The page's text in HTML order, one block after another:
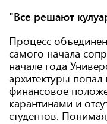
"Все решают
Процесс
самого начала
начале года
архитектуры попал
финансовое
карантинами и
студентов.